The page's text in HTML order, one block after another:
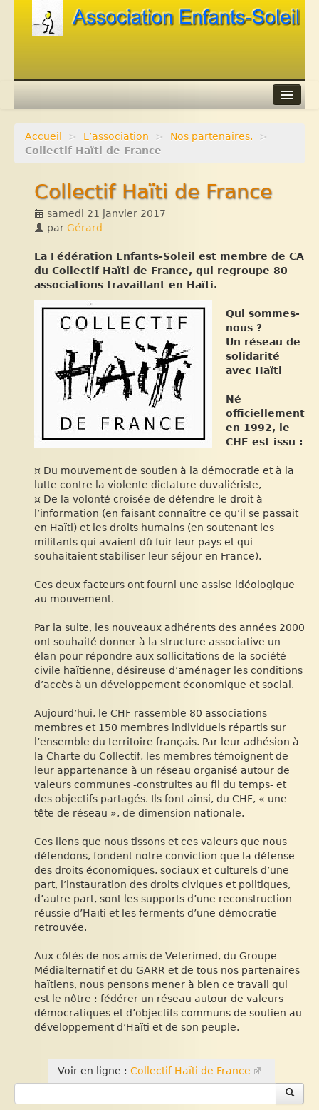
Agenda
Liens
Accueil > L’association > Nos partenaires.
>
Collectif Haïti de France
Collectif Haïti de France
samedi 21 janvier 2017
par Gérard
La Fédération Enfants-Soleil est membre de CA
du Collectif Haïti de France, qui regroupe 80
associations travaillant en Haïti.
Qui sommes-
nous ?
Un réseau de
solidarité
avec Haïti
Né
officiellement
en 1992, le
CHF est issu :
¤ Du mouvement de soutien à la démocratie et à la
lutte contre la violente dictature duvaliériste,
¤ De la volonté croisée de défendre le droit à
l’information (en faisant connaître ce qu’il se passait
en Haïti) et les droits humains (en soutenant les
militants qui avaient dû fuir leur pays et qui
souhaitaient stabiliser leur séjour en France).
Ces deux facteurs ont fourni une assise idéologique
au mouvement.
Par la suite, les nouveaux adhérents des années 2000
ont souhaité donner à la structure associative un
élan pour répondre aux sollicitations de la société
civile haïtienne, désireuse d’aménager les conditions
d’accès à un développement économique et social.
Aujourd’hui, le CHF rassemble 80 associations
membres et 150 membres individuels répartis sur
l’ensemble du territoire français. Par leur adhésion à
la Charte du Collectif, les membres témoignent de
leur appartenance à un réseau organisé autour de
valeurs communes -construites au fil du temps- et
des objectifs partagés. Ils font ainsi, du CHF, « une
tête de réseau », de dimension nationale.
Ces liens que nous tissons et ces valeurs que nous
défendons, fondent notre conviction que la défense
des droits économiques, sociaux et culturels d’une
part, l’instauration des droits civiques et politiques,
d’autre part, sont les supports d’une reconstruction
réussie d’Haïti et les ferments d’une démocratie
retrouvée.
Aux côtés de nos amis de Veterimed, du Groupe
Médialternatif et du GARR et de tous nos partenaires
haïtiens, nous pensons mener à bien ce travail qui
est le nôtre : fédérer un réseau autour de valeurs
démocratiques et d’objectifs communs de soutien au
développement d’Haïti et de son peuple.
Voir en ligne : Collectif Haïti de France